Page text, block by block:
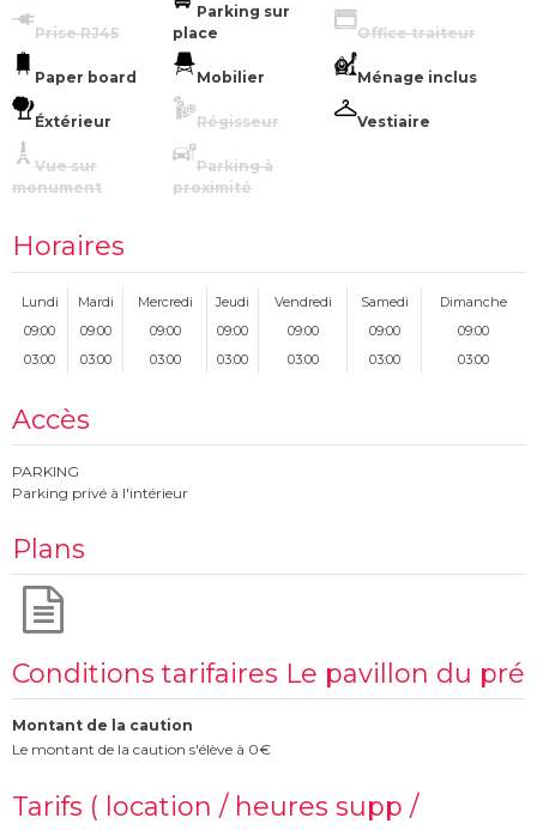
Prise RJ45
Parking sur
place
Office traiteur
Paper board Mobilier Ménage inclus
Éxtérieur Régisseur Vestiaire
Vue sur
monument
Parking à
proximité
Horaires
Lundi Mardi Mercredi Jeudi Vendredi Samedi
Dimanche
09:00
09:00 09:00 09:00 09:00 09:00
09:00
03:00
03:00 03:00 03:00 03:00 03:00 03:00
Accès
PARKING
Parking privé à l'intérieur
Plans
Conditions tarifaires Le pavillon du pré
Montant de la caution
Le montant de la caution s'élève à 0€
Tarifs ( location / heures supp /